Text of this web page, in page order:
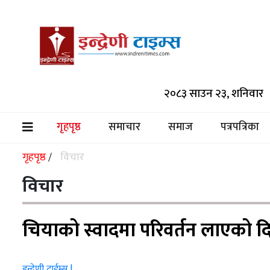
२०८३ साउन २३, शनिवार
गृहपृष्ठ
(current) समाचार समाज पत्रपत्रिका
पत्रपत्रिका
मनोरञ्जन
विश्व
स्वास्थ्य
अर्थ/
गृहपृष्ठ/ विचार
विचार
चियाको स्वादमा परिवर्तन लाएको